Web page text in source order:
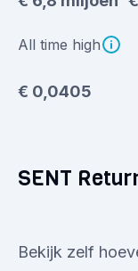
All time high
€ 0,0405
SENT
Bekijk zelf